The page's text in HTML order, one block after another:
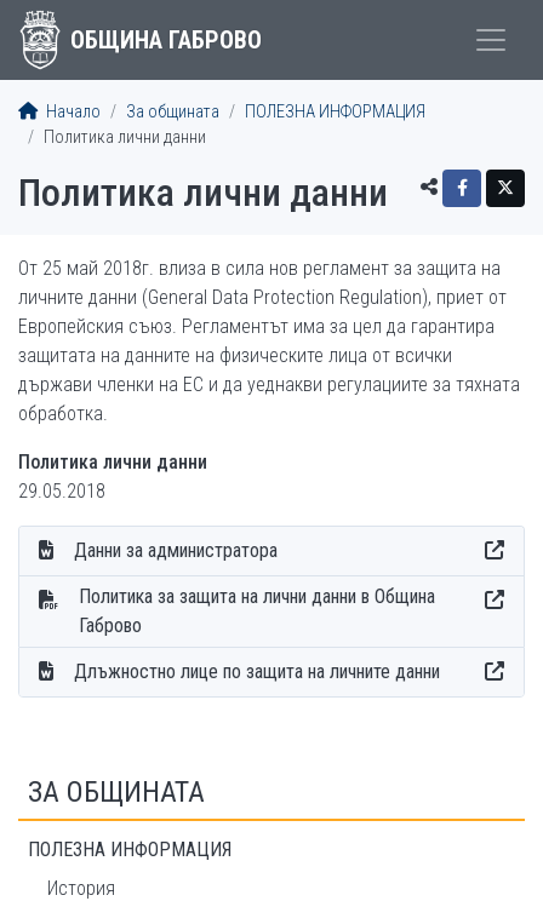
ОБЩИНА ГАБРОВО
Начало За общината
ПОЛЕЗНА ИНФОРМАЦИЯ
Политика лични данни
Политика лични данни
От 25 май 2018г. влиза в сила нов регламент за защита на
личните данни (General Data Protection Regulation), приет от
Европейския съюз. Регламентът има за цел да гарантира
защитата на данните на физическите лица от всички
държави членки на ЕС и да уеднакви регулациите за тяхната
обработка.
Политика лични данни
29.05.2018
Данни за администратора
Политика за защита на лични данни в Община
Габрово
Длъжностно лице по защита на личните данни
ЗА ОБЩИНАТА
ПОЛЕЗНА ИНФОРМАЦИЯ
История